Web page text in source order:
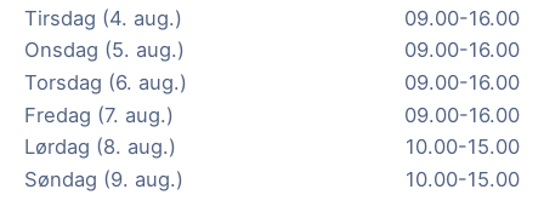
Tirsdag (4. aug.)
09.00-16.00
Onsdag (5. aug.)
09.00-16.00
Torsdag (6. aug.)
09.00-16.00
Fredag (7. aug.)
09.00-16.00
Lørdag (8. aug.)
10.00-15.00
Søndag (9. aug.)
10.00-15.00